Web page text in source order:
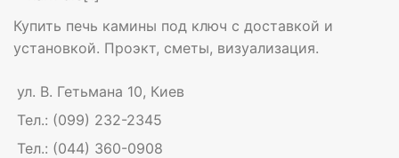
Купить печь камины под ключ с доставкой и
установкой. Проэкт, сметы, визуализация.
ул. В. Гетьмана 10, Киев
Тел.: (099) 232-2345
Тел.: (044) 360-0908